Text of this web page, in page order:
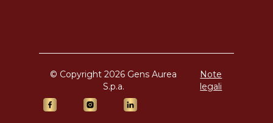
© Copyright 2026 Gens Aurea
S.p.a.
Note
legali